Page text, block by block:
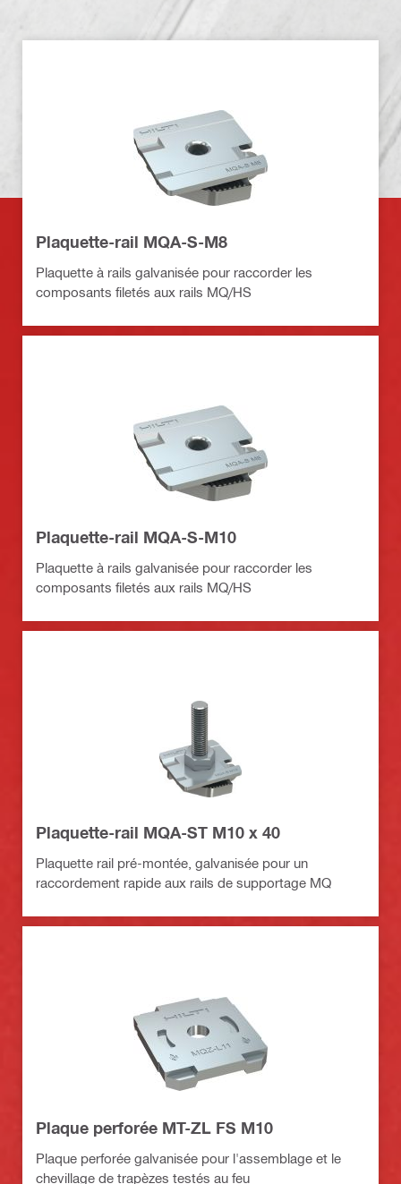
Plaquette-rail MQA-S-M8
Plaquette à rails galvanisée pour raccorder les
composants filetés aux rails MQ/HS
Plaquette-rail MQA-S-M10
Plaquette à rails galvanisée pour raccorder les
composants filetés aux rails MQ/HS
Plaquette-rail MQA-ST M10 x 40
Plaquette rail pré-montée, galvanisée pour un
raccordement rapide aux rails de supportage MQ
Plaque perforée MT-ZL FS M10
Plaque perforée galvanisée pour l'assemblage et le
chevillage de trapèzes testés au feu